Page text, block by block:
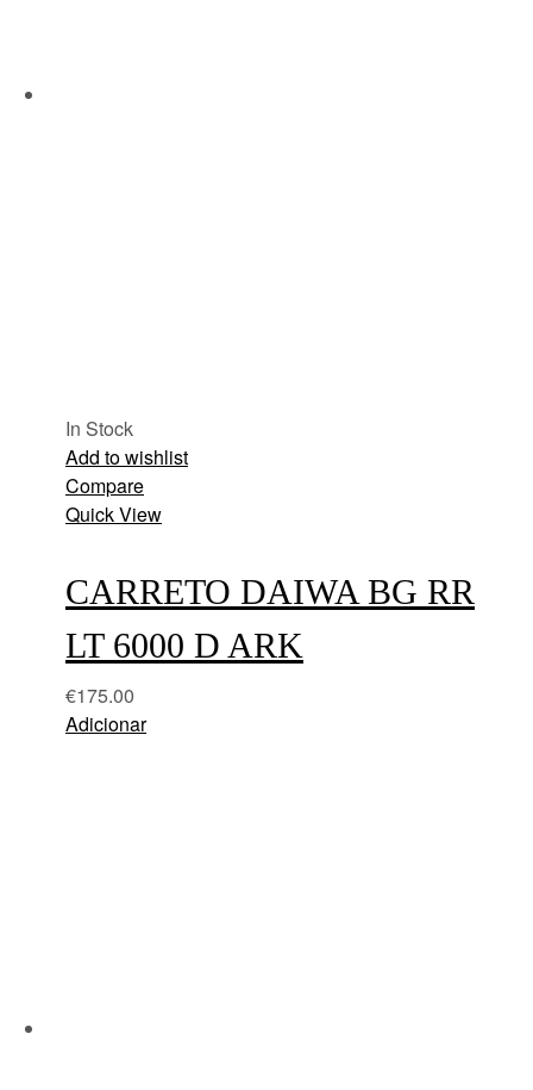
In Stock
Add to wishlist
Compare
Quick View
CARRETO DAIWA BG RR
LT 6000 D ARK
€175.00
Adicionar